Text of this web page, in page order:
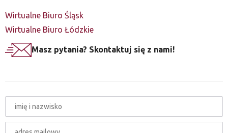
Wirtualne Biuro Śląsk
Wirtualne Biuro Łódzkie
Masz pytania? Skontaktuj się z nami!